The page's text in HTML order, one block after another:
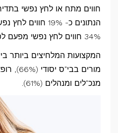
חווים מתח או לחץ נפשי
הנתונים כ- 19%
34% חווים לחץ נפשי מפעם לפעם.
מנכ"לים ומנהלים (61%).